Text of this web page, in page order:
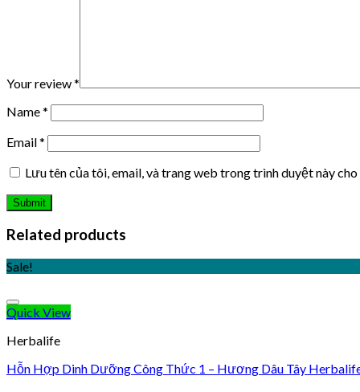
Your review*
Name*
Email*
Lưu tên của tôi, email, và trang web trong trình duyệt này
Related products
Sale!
Quick View
Herbalife
Hỗn Hợp Dinh Dưỡng Công Thức 1 – Hương Dâu Tây